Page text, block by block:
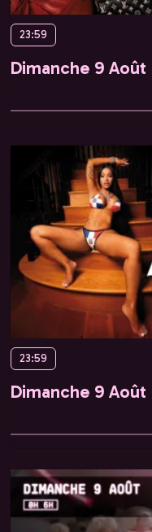
23:59
Dimanche 9
23:59
Dimanche 9 Août